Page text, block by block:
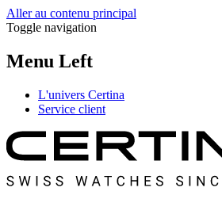
Aller au contenu principal
Toggle navigation
Menu Left
L'univers Certina
Service client